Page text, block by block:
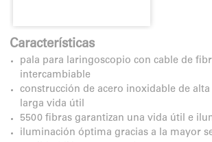
Características
pala para laringoscopio con cable de
intercambiable
construcción de acero inoxidable de
larga vida útil
5500 fibras garantizan una vida útil e
iluminación óptima gracias a la mayor